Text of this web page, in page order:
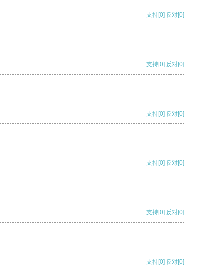
支持[0] 反对[0]
支持[0] 反对[0]
支持[0] 反对[0]
支持[0] 反对[0]
支持[0] 反对[0]
支持[0] 反对[0]